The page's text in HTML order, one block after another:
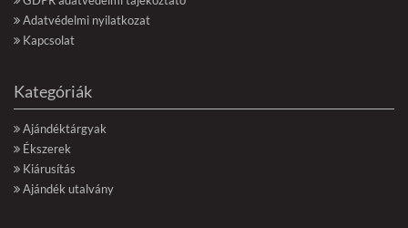
Adatvédelmi nyilatkozat
Kapcsolat
Kategóriák
Ajándéktárgyak
Ékszerek
Kiárusítás
Ajándék utalvány